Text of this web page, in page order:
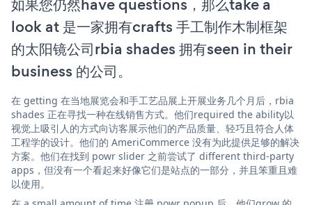
如果您仍然have questions，那么take a
look at 是一家拥有crafts 手工制作木制框架
的太阳镜公司rbia shades 拥有seen in their
business 的公司。
在 getting 在当地展览会和手工艺品展上开展业务几个月后，rbia
shades 正在寻找一种在线销售方式。他们required the ability以
视觉上吸引人的方式向访客展示他们的产品质量、轻巧且符合人体
工程学的设计。他们的 AmeriCommerce 没有为此提供足够的解决
方案。他们在找到 powr slider 之前尝试了 different third-party
apps，但没有一个看起来好像它们是站点的一部分，并且笨重且难
以使用。